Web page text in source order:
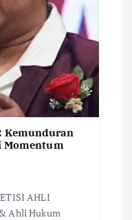
Kemunduran
Momentum
AHLI
Ahli Hukum